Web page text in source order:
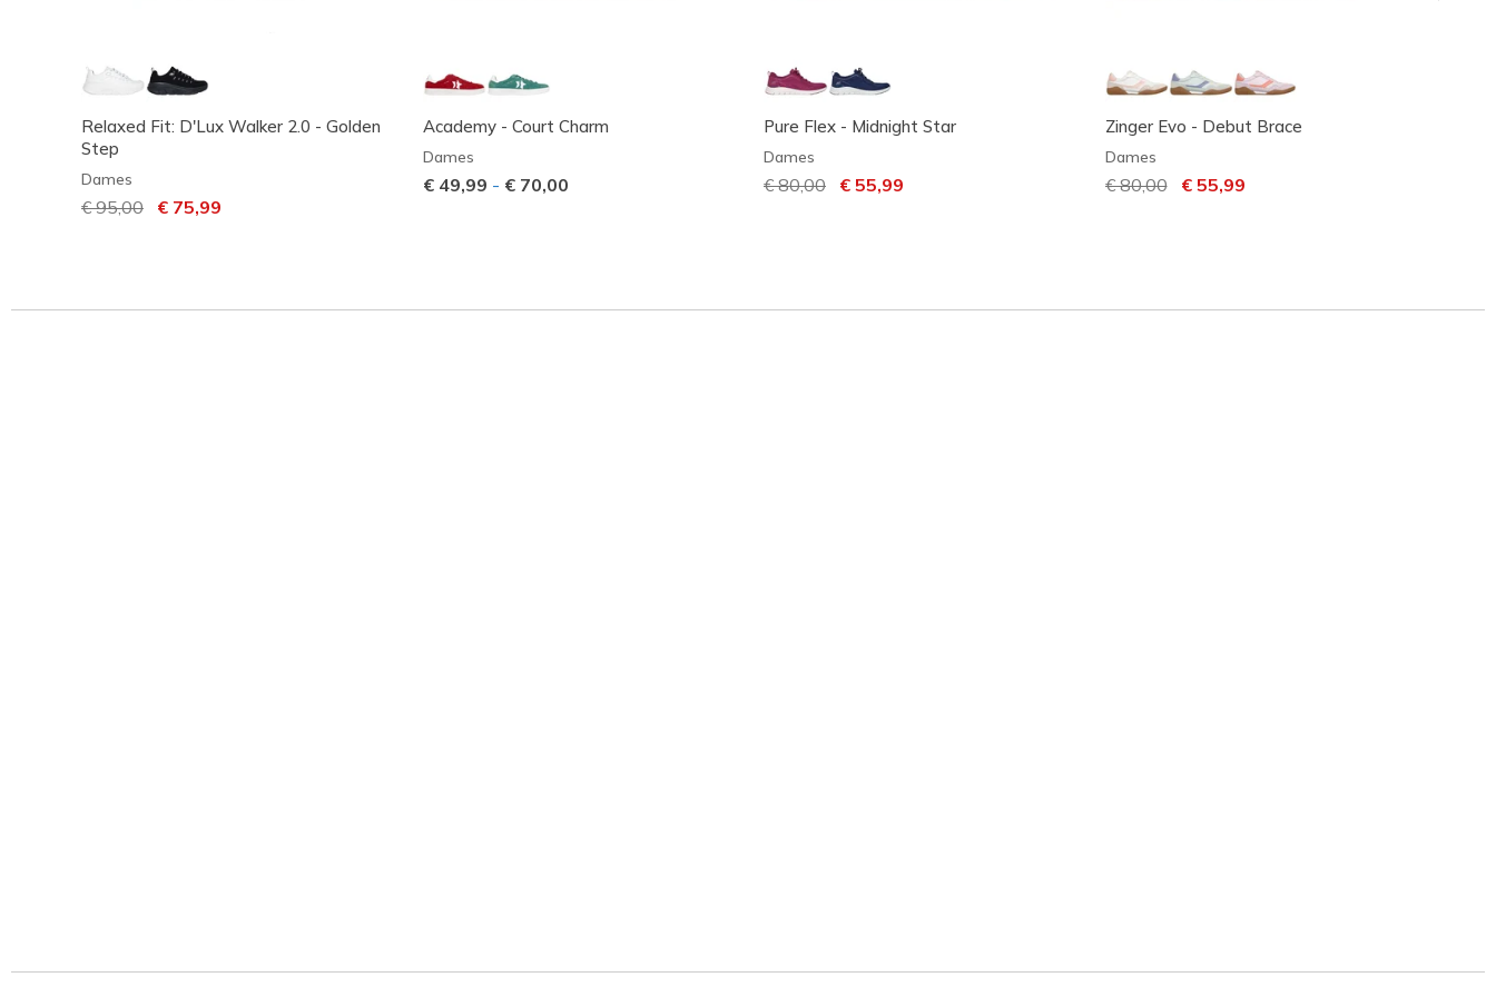
Relaxed Fit: D'Lux Walker 2.0 - Golden
Step
Dames
Prijs verlaagd van
€ 95,00 naar
€ 75,99
Academy - Court Charm
Dames
€ 49,99 - € 70,00
Pure Flex - Midnight Star
Dames
Prijs verlaagd van
€ 80,00 naar
€ 55,99
Zinger Evo - Debut Brace
Dames
Prijs verlaagd van
€ 80,00naar
€ 55,99